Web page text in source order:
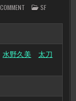
ゴ
4K
リ
マ
ー
POSTED
IN
SF
水野久美
太刀